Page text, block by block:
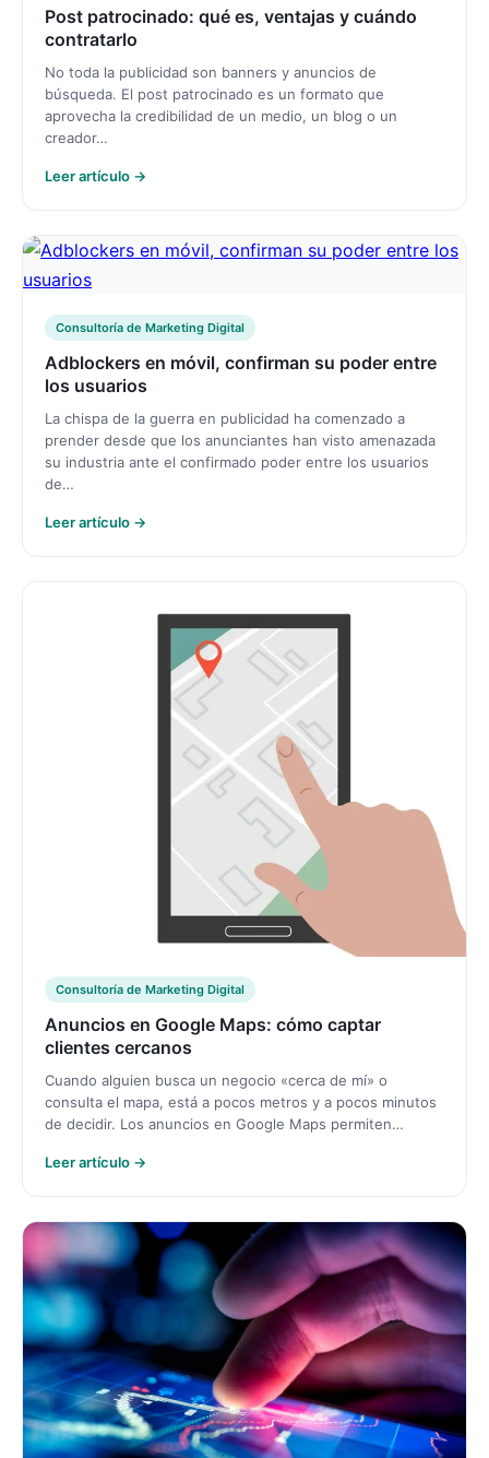
Post patrocinado: qué es, ventajas y cuándo
contratarlo
No toda la publicidad son banners y anuncios de
búsqueda. El post patrocinado es un formato que
aprovecha la credibilidad de un medio, un blog o un
creador…
Leer artículo →
Consultoría de Marketing Digital
Adblockers en móvil, confirman su poder entre
los usuarios
La chispa de la guerra en publicidad ha comenzado a
prender desde que los anunciantes han visto amenazada
su industria ante el confirmado poder entre los usuarios
de…
Leer artículo →
Consultoría de Marketing Digital
Anuncios en Google Maps: cómo captar
clientes cercanos
Cuando alguien busca un negocio «cerca de mí» o
consulta el mapa, está a pocos metros y a pocos minutos
de decidir. Los anuncios en Google Maps permiten…
Leer artículo →